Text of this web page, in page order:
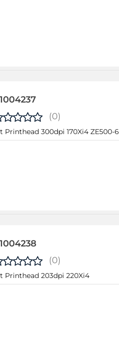
(0)
Printhead 300dpi 170Xi4 ZE500-6
(0)
Printhead 203dpi 220Xi4